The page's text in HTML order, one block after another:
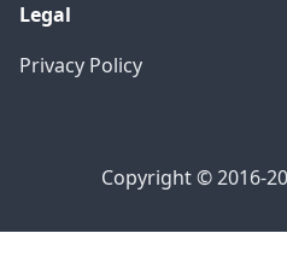
Legal
Privacy Policy
Copyright © 2016-